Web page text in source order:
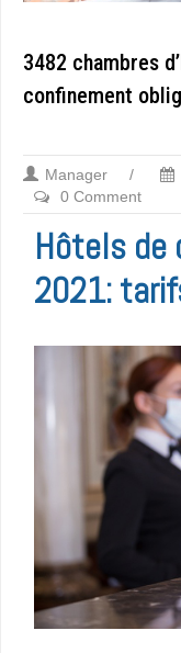
3482 chambres
confinement
Manager /
0 Comment
Hôtels de
2021: